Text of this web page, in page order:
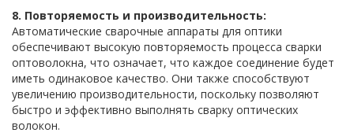
8. Повторяемость и производительность:
Автоматические сварочные аппараты для оптики
обеспечивают высокую повторяемость процесса сварки
оптоволокна, что означает, что каждое соединение будет
иметь одинаковое качество. Они также способствуют
увеличению производительности, поскольку позволяют
быстро и эффективно выполнять сварку оптических
волокон.